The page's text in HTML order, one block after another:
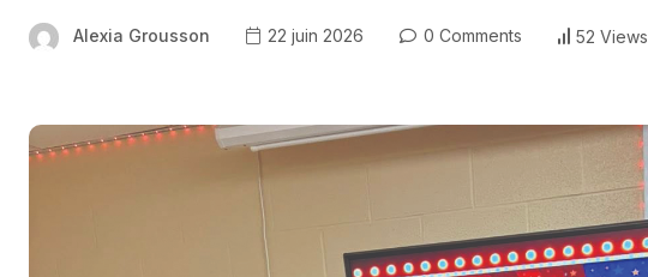
Alexia Grousson 22 juin 2026 0 Comments 52 Views